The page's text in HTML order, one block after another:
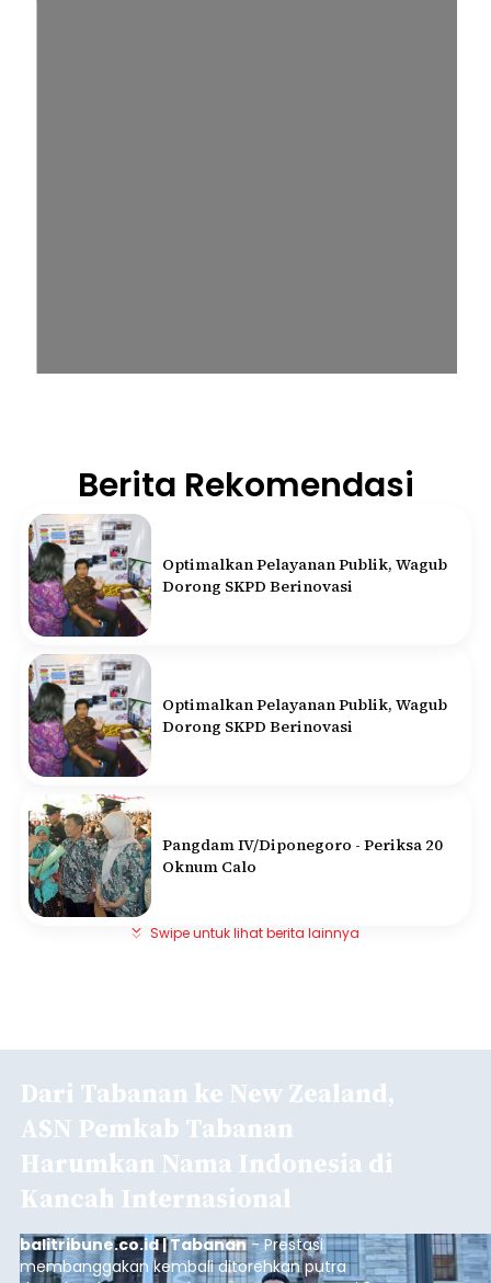
Berita Rekomendasi
Optimalkan Pelayanan Publik, Wagub
Dorong SKPD Berinovasi
Optimalkan Pelayanan Publik, Wagub
Dorong SKPD Berinovasi
Pangdam IV/Diponegoro - Periksa 20
Oknum Calo
Swipe untuk lihat berita lainnya
Dari Tabanan ke New Zealand,
ASN Pemkab Tabanan
Harumkan Nama Indonesia di
Kancah Internasional
balitribune.co.id | Tabanan- Prestasi
membanggakan kembali ditorehkan putra